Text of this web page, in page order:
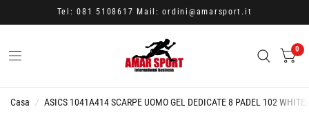
Tel: 081 5108617 Mail: ordini@amarsport.it
0
Casa / ASICS 1041A414 SCARPE UOMO GEL DEDICATE 8 PADEL 102